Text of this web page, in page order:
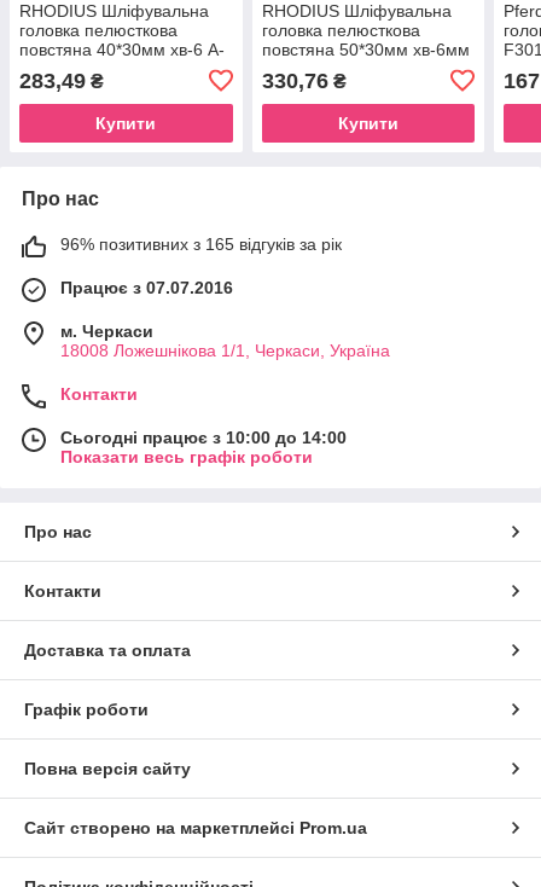
RHODIUS Шліфувальна
головка пелюсткова
повстяна 40*30мм хв-6 A-
нержавіюча
сталь,кольорові
283,49 ₴
Купити
RHODIUS Шліфувальна
головка пелюсткова
повстяна 50*30мм хв-6мм
нержавіюча сталь,
кольорові
330,76₴
Купити
Про нас
96% позитивних з 165 відгуків за рік
Працює з 07.07.2016
м. Черкаси
18008 Ложешнікова 1/1, Черкаси, Україна
Контакти
Сьогодні працює з 10:00 до 14:00
Показати весь графік роботи
Про нас
Контакти
Доставка та оплата
Графік роботи
Повна версія сайту
Сайт створено на маркетплейсі Prom.ua